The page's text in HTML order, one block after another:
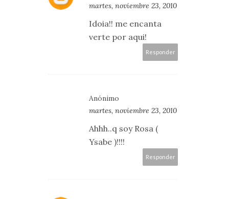
martes, noviembre 23, 2010
Idoia!! me encanta
verte por aqui!
Responder
Anónimo
martes, noviembre 23, 2010
Ahhh..q soy Rosa (
Ysabe )!!!!
Responder